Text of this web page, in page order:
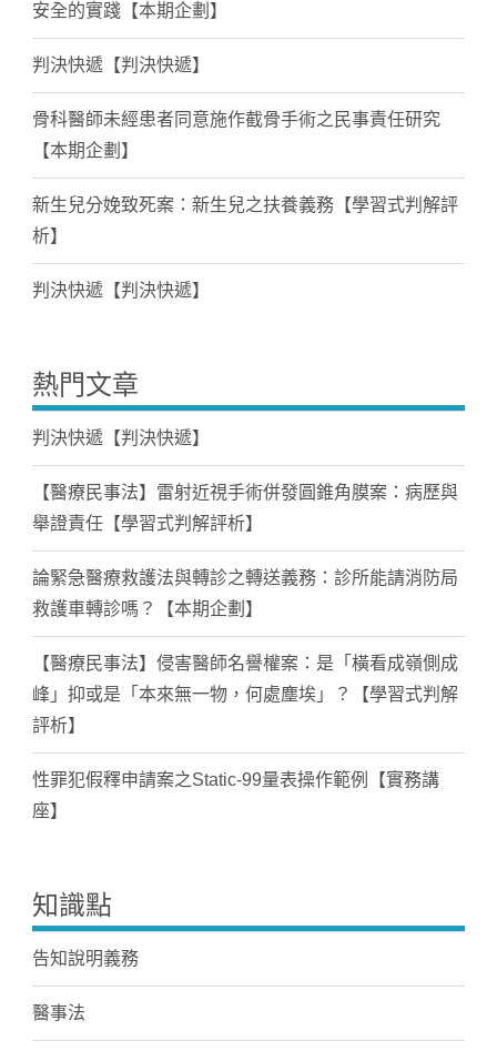
安全的實踐【本期企劃】
判決快遞【判決快遞】
骨科醫師未經患者同意施作截骨手術之民事責任研究
【本期企劃】
新生兒分娩致死案：新生兒之扶養義務【學習式判解評
析】
判決快遞【判決快遞】
熱門文章
判決快遞【判決快遞】
【醫療民事法】雷射近視手術併發圓錐角膜案：病歷與
舉證責任【學習式判解評析】
論緊急醫療救護法與轉診之轉送義務：診所能請消防局
救護車轉診嗎？【本期企劃】
【醫療民事法】侵害醫師名譽權案：是「橫看成嶺側成
峰」抑或是「本來無一物，何處塵埃」？【學習式判解
評析】
性罪犯假釋申請案之Static-99量表操作範例【實務講
座】
知識點
告知說明義務
醫事法